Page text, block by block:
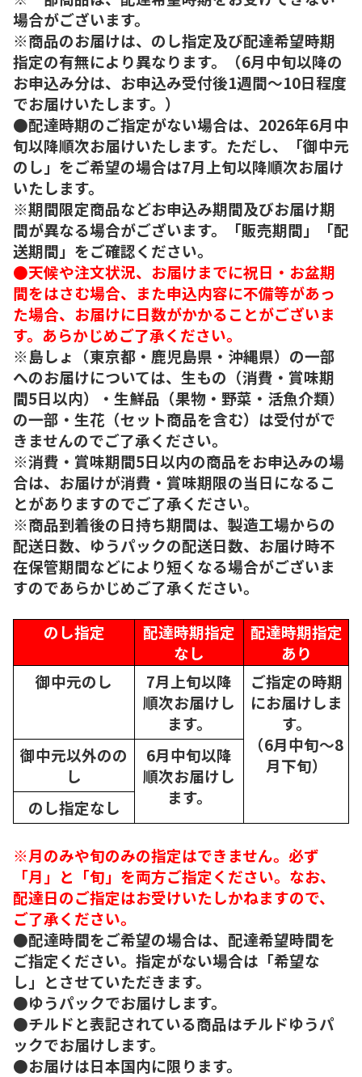
場合がございます。
※商品のお届けは、のし指定及び配達希望時期
指定の有無により異なります。（6月中旬以降の
お申込み分は、お申込み受付後1週間～10日程度
でお届けいたします。）
●配達時期のご指定がない場合は、2026年6月中
旬以降順次お届けいたします。ただし、「御中元
のし」をご希望の場合は7月上旬以降順次お届け
いたします。
※期間限定商品などお申込み期間及びお届け期
間が異なる場合がございます。「販売期間」「配
送期間」をご確認ください。
●天候や注文状況、お届けまでに祝日・お盆期
間をはさむ場合、また申込内容に不備等があっ
た場合、お届けに日数がかかることがございま
す。あらかじめご了承ください。
※島しょ（東京都・鹿児島県・沖縄県）の一部
へのお届けについては、生もの（消費・賞味期
間5日以内）・生鮮品（果物・野菜・活魚介類）
の一部・生花（セット商品を含む）は受付がで
きませんのでご了承ください。
※消費・賞味期間5日以内の商品をお申込みの場
合は、お届けが消費・賞味期限の当日になるこ
とがありますのでご了承ください。
※商品到着後の日持ち期間は、製造工場からの
配送日数、ゆうパックの配送日数、お届け時不
在保管期間などにより短くなる場合がございま
すのであらかじめご了承ください。
のし指定
配達時期指定
なし
配達時期指定
あり
御中元のし
7月上旬以降
順次お届けし
ます。
ご指定の時期
にお届けしま
す。
（6月中旬～8
月下旬）
御中元以外のの
し
6月中旬以降
順次お届けし
ます。
のし指定なし
※月のみや旬のみの指定はできません。必ず
「月」と「旬」を両方ご指定ください。なお、
配達日のご指定はお受けいたしかねますので、
ご了承ください。
●配達時間をご希望の場合は、配達希望時間を
ご指定ください。指定がない場合は「希望な
し」とさせていただきます。
●ゆうパックでお届けします。
●チルドと表記されている商品はチルドゆうパ
ックでお届けします。
●お届けは日本国内に限ります。